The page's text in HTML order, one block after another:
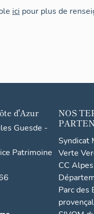
ici pour plus de
d'Azur
Guesde -
Patrimoine
NOS
Syndicat
Verte
CC
Parc des